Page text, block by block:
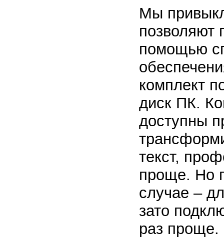
Мы
позволяют
помощью
комплект
диск ПК.
доступны
текст,
проще. Но
случае –
зато
раз проще.